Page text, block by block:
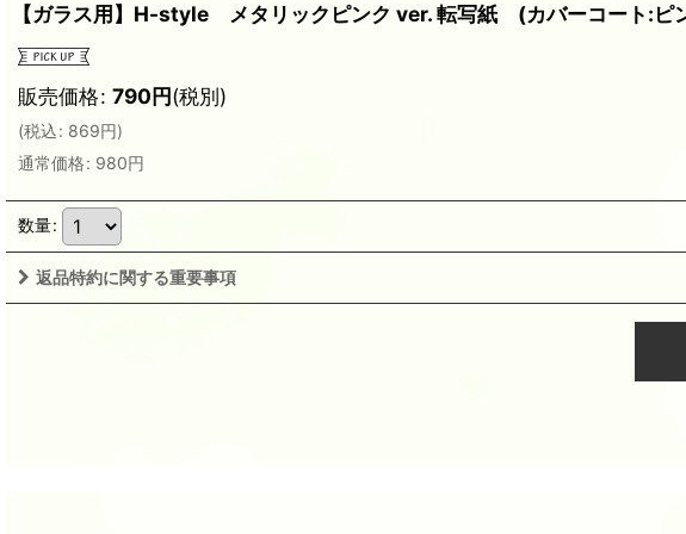
【ガラス用】H-style メタリックピンク ver. 転写紙 (カバーコート:ピ
販売価格: 790円(税別)
(税込: 869円)
通常価格: 980円
数量:
返品特約に関する重要事項